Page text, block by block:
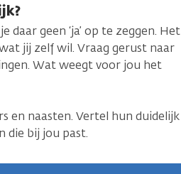
daar geen ‘ja’ op te zeggen. Het
jij zelf wil. Vraag gerust naar
Wat weegt voor jou het
en naasten. Vertel hun duidelijk
die bij jou past.